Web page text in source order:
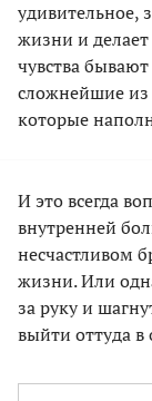
удивительное,
жизни и
чувства
сложнейшие
которые
И это всегда
внутренней
несчастливом
жизни. Или
за руку и
выйти оттуда